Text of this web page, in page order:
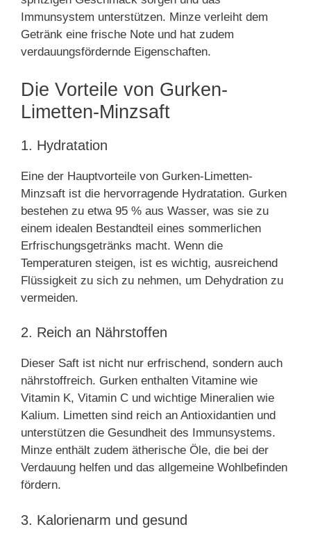
Immunsystem unterstützen. Minze verleiht dem
Getränk eine frische Note und hat zudem
verdauungsfördernde Eigenschaften.
Die Vorteile von Gurken-
Limetten-Minzsaft
1. Hydratation
Eine der Hauptvorteile von Gurken-Limetten-
Minzsaft ist die hervorragende Hydratation. Gurken
bestehen zu etwa 95 % aus Wasser, was sie zu
einem idealen Bestandteil eines sommerlichen
Erfrischungsgetränks macht. Wenn die
Temperaturen steigen, ist es wichtig, ausreichend
Flüssigkeit zu sich zu nehmen, um Dehydration zu
vermeiden.
2. Reich an Nährstoffen
Dieser Saft ist nicht nur erfrischend, sondern auch
nährstoffreich. Gurken enthalten Vitamine wie
Vitamin K, Vitamin C und wichtige Mineralien wie
Kalium. Limetten sind reich an Antioxidantien und
unterstützen die Gesundheit des Immunsystems.
Minze enthält zudem ätherische Öle, die bei der
Verdauung helfen und das allgemeine Wohlbefinden
fördern.
3. Kalorienarm und gesund